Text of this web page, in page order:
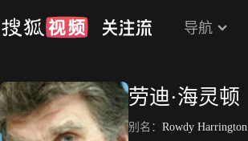
导航
劳迪·海灵顿
别名： Rowdy Harrington